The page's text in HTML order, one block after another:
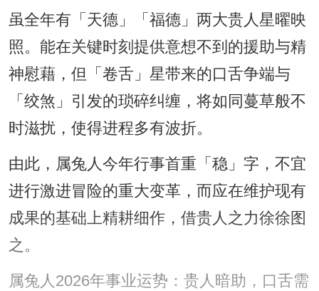
虽全年有「天德」「福德」两大贵人星曜映
照。能在关键时刻提供意想不到的援助与精
神慰藉，但「卷舌」星带来的口舌争端与
「绞煞」引发的琐碎纠缠，将如同蔓草般不
时滋扰，使得进程多有波折。
由此，属兔人今年行事首重「稳」字，不宜
进行激进冒险的重大变革，而应在维护现有
成果的基础上精耕细作，借贵人之力徐徐图
之。
属兔人2026年事业运势：贵人暗助，口舌需